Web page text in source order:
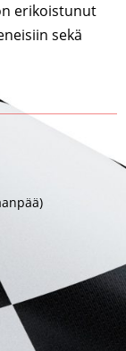
erikoistunut
sekä